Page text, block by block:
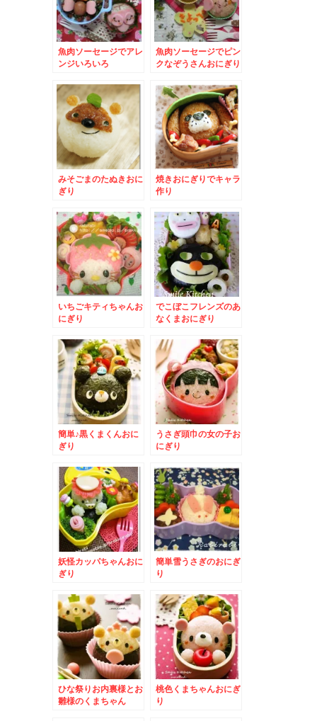
魚肉ソーセージでアレ
ンジいろいろ
魚肉ソーセージでピン
クなぞうさんおにぎり
みそごまのたぬきおに
ぎり
焼きおにぎりでキャラ
作り
いちごキティちゃんお
にぎり
でこぼこフレンズのあ
なくまおにぎり
簡単♪黒くまくんおに
ぎり
うさぎ頭巾の女の子お
にぎり
妖怪カッパちゃんおに
ぎり
簡単雪うさぎのおにぎ
り
ひな祭りお内裏様とお
雛様のくまちゃん
桃色くまちゃんおにぎ
り